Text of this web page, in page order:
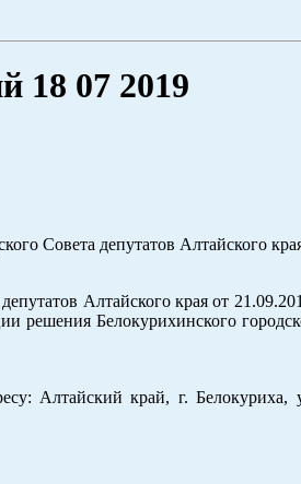
18 07 2019
Совета депутатов Алтайского
Алтайского края от
решения Белокурихинского
Алтайский край, г. Белокуриха,